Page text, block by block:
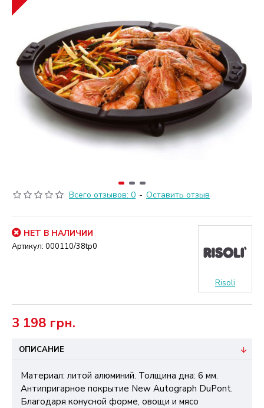
Всего отзывов: 0 - Оставить отзыв
3 198 грн.
НЕТ В НАЛИЧИИ
Артикул: 000110/38tp0
Risoli
ОПИСАНИЕ
Материал: литой алюминий. Толщина дна: 6 мм.
Антипригарное покрытие New Autograph DuPont.
Благодаря конусной форме, овощи и мясо